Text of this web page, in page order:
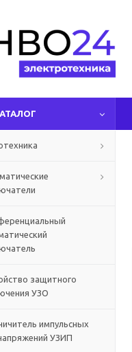
защитного
УЗО
импульсных
УЗИП